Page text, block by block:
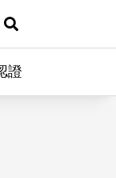
導覽
展開搜尋
證